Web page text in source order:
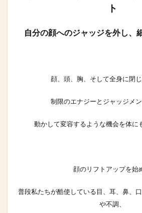
ト
自分の顔へのジャッジを外し、
顔、頭、胸、そして全身に閉
制限のエナジーとジャッジメ
動かして変容するような機会を体に
顔のリフトアップを始
普段私たちが酷使している目、耳、鼻、
や不調、